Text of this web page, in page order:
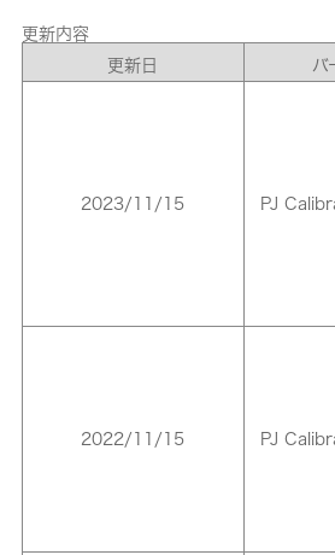
更新内容
更新日
バ
2023/11/15 PJ
2022/11/15 PJ